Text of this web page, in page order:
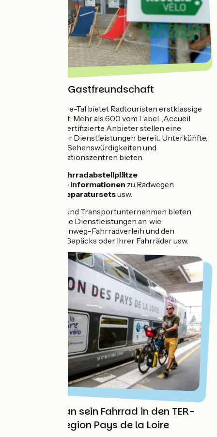
Erstklassige Gastfreundschaft
Das Atlantik-Loire-Tal bietet Radtouristen erstklassige
Gastfreundschaft: Mehr als 600 vom Label „Accueil
zertifizierte Anbieter stellen eine
Vielzahl spezieller Dienstleistungen bereit. Unterkünfte,
Fahrradverleihe, Sehenswürdigkeiten und
Touristeninformationszentren bieten:
Sichere Fahrradabstellplätze
Praktische Informationen zu Radwegen
Fahrrad-Reparatursetsusw.
Fahrradverleih- und Transportunternehmen bieten
zudem zusätzliche Dienstleistungen an, wie
beispielsweise Einweg-Fahrradverleih und den
Transport Ihres Gepäcks oder Ihrer Fahrräder usw.
Wie kann man sein Fahrrad in den TER-
Zügen der Region Pays de la Loire